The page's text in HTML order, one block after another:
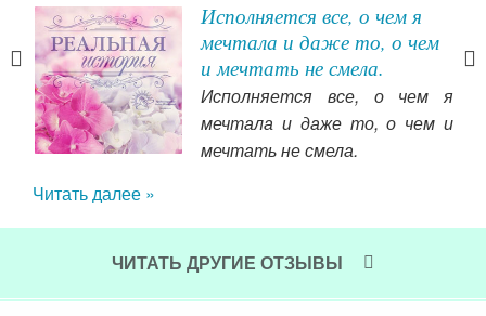
Исполняется все, о чем я
мечтала и даже то, о чем
и мечтать не смела.
Исполняется все, о чем я
мечтала и даже то, о чем и
мечтать не смела.
Читать далее »
ЧИТАТЬ ДРУГИЕ ОТЗЫВЫ